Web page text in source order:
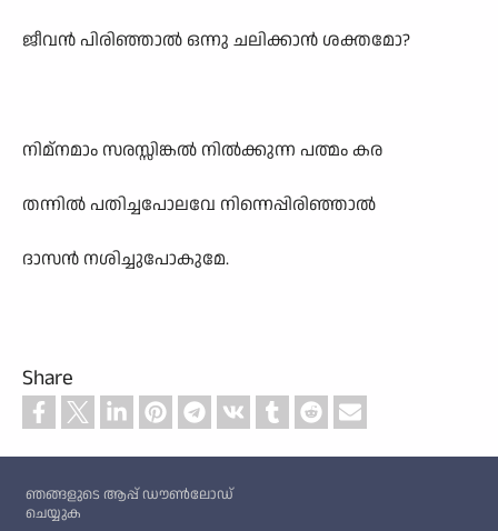
ജീവൻ പിരിഞ്ഞാൽ ഒന്നു ചലിക്കാൻ ശക്തമോ?
നിമ്നമാം സരസ്സിങ്കൽ നിൽക്കുന്ന പത്മം കര
തന്നിൽ പതിച്ചപോലവേ നിന്നെപ്പിരിഞ്ഞാൽ
ദാസൻ നശിച്ചുപോകുമേ.
Share
ഞങ്ങളുടെ ആപ്പ് ഡൗൺലോഡ്
ചെയ്യുക